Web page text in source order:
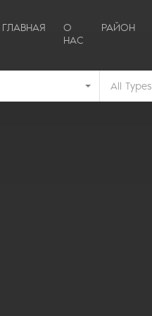
ГЛАВНАЯ
О
НАС
РАЙОН
All Types